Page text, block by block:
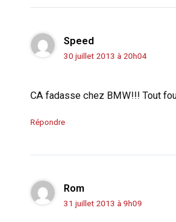
Speed
30 juillet 2013 à 20h04
CA fadasse chez BMW!!! Tout
Répondre
Rom
31 juillet 2013 à 9h09